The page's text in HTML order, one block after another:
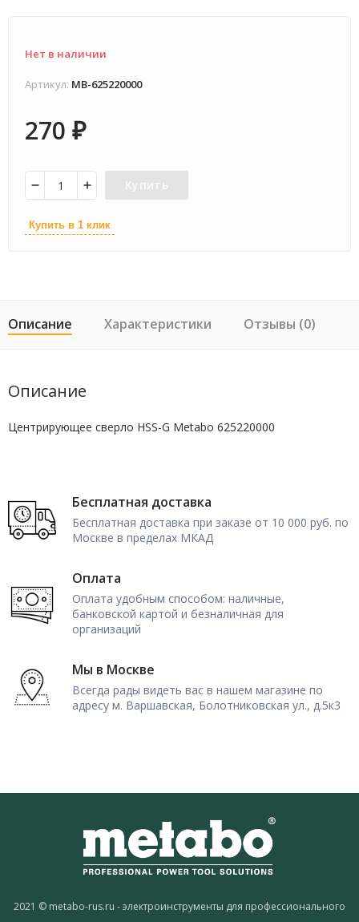
Нет в наличии
Артикул: MB-625220000
270 ₽
Купить
Купить в 1 клик
Описание Характеристики Отзывы (0)
Описание
Центрирующее сверло HSS-G Metabo 625220000
Бесплатная доставка
Бесплатная доставка при заказе от 10 000 руб. по
Москве в пределах МКАД
Оплата
Оплата удобным способом: наличные,
банковской картой и безналичная для
организаций
Мы в Москве
Всегда рады видеть вас в нашем магазине по
адресу м. Варшавская, Болотниковская ул., д.5к3
2021 © metabo-rus.ru - электроинструменты для профессионального